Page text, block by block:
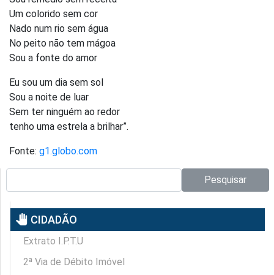
Um colorido sem cor
Nado num rio sem água
No peito não tem mágoa
Sou a fonte do amor
Eu sou um dia sem sol
Sou a noite de luar
Sem ter ninguém ao redor
tenho uma estrela a brilhar”.
Fonte: g1.globo.com
Pesquisar
pan_tool CIDADÃO
Extrato I.P.T.U
2ª Via de Débito Imóvel